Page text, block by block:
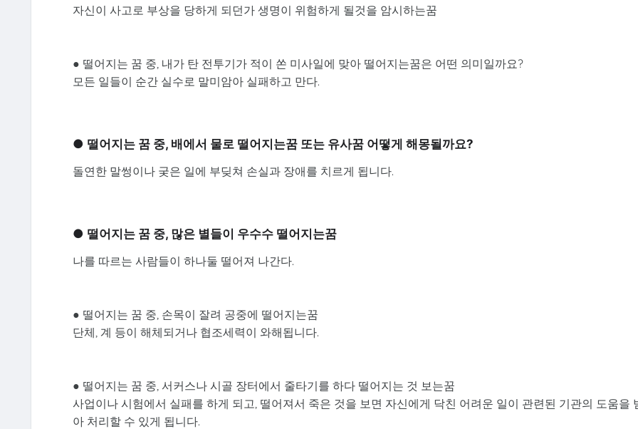
자신이 사고로 부상을 당하게 되던가 생명이 위험하게 될것을 암시하는꿈
● 떨어지는 꿈 중, 내가 탄 전투기가 적이 쏜 미사일에 맞아 떨어지는꿈은 어떤 의미일까요?
모든 일들이 순간 실수로 말미암아 실패하고 만다.
● 떨어지는 꿈 중, 배에서 물로 떨어지는꿈 또는 유사꿈 어떻게 해몽될까요?
돌연한 말썽이나 궂은 일에 부딪쳐 손실과 장애를 치르게 됩니다.
● 떨어지는 꿈 중, 많은 별들이 우수수 떨어지는꿈
나를 따르는 사람들이 하나둘 떨어져 나간다.
● 떨어지는 꿈 중, 손목이 잘려 공중에 떨어지는꿈
단체, 계 등이 해체되거나 협조세력이 와해됩니다.
● 떨어지는 꿈 중, 서커스나 시골 장터에서 줄타기를 하다 떨어지는 것 보는꿈
사업이나 시험에서 실패를 하게 되고, 떨어져서 죽은 것을 보면 자신에게 닥친 어려운 일이 관련된 기관의 도움을
아 처리할 수 있게 됩니다.